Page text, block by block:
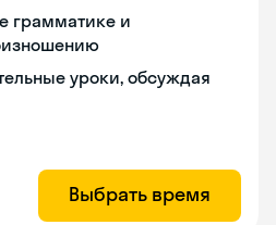
грамматике и
уроки, обсуждая
Выбрать время